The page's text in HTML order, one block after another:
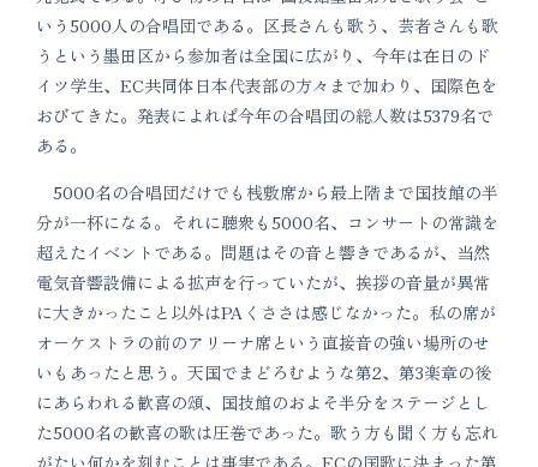
いう5000人の合唱団である。区長さんも歌う、芸者さんも歌
うという墨田区から参加者は全国に広がり、今年は在日のド
イツ学生、EC共同体日本代表部の方々まで加わり、国際色を
おびてきた。発表によれば今年の合唱団の総人数は5379名で
ある。
5000名の合唱団だけでも桟敷席から最上階まで国技館の半
分が一杯になる。それに聴衆も5000名、コンサートの常識を
超えたイベントである。問題はその音と響きであるが、当然
電気音響設備による拡声を行っていたが、挨拶の音量が異常
に大きかったこと以外はPAくささは感じなかった。私の席が
オーケストラの前のアリーナ席という直接音の強い場所のせ
いもあったと思う。天国でまどろむような第2、第3楽章の後
にあらわれる歓喜の頌、国技館のおよそ半分をステージとし
た5000名の歓喜の歌は圧巻であった。歌う方も聞く方も忘れ
がたい何かを刻むことは事実である。ECの国歌に決まった第